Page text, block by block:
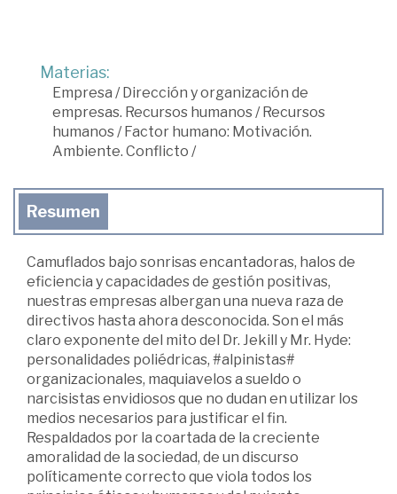
Materias:
Empresa /Dirección y organización de
empresas. Recursos humanos/Recursos
humanos/Factor humano: Motivación.
Ambiente. Conflicto /
Resumen
Camuflados bajo sonrisas encantadoras, halos de
eficiencia y capacidades de gestión positivas,
nuestras empresas albergan una nueva raza de
directivos hasta ahora desconocida. Son el más
claro exponente del mito del Dr. Jekill y Mr. Hyde:
personalidades poliédricas, #alpinistas#
organizacionales, maquiavelos a sueldo o
narcisistas envidiosos que no dudan en utilizar los
medios necesarios para justificar el fin.
Respaldados por la coartada de la creciente
amoralidad de la sociedad, de un discurso
políticamente correcto que viola todos los